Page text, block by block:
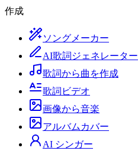
作成
ソングメーカー
AI歌詞ジェネレーター
歌詞から曲を作成
歌詞ビデオ
画像から音楽
アルバムカバー
AI シンガー